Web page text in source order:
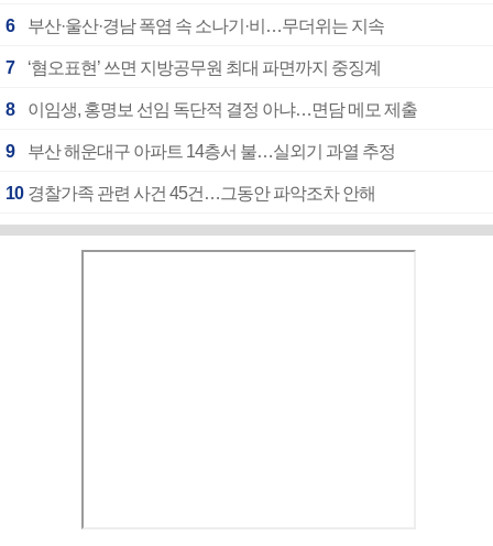
6 부산·울산·경남 폭염 속 소나기·비…무더위는 지속
7 ‘혐오표현’ 쓰면 지방공무원 최대 파면까지 중징계
8 이임생, 홍명보 선임 독단적 결정 아냐…면담 메모 제출
9 부산 해운대구 아파트 14층서 불…실외기 과열 추정
10 경찰가족 관련 사건 45건…그동안 파악조차 안해